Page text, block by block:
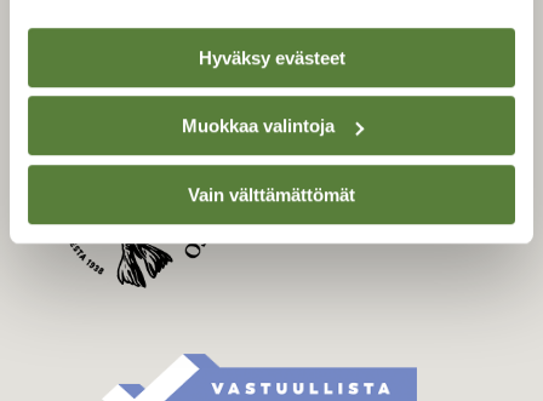
Hyväksy evästeet
Muokkaa valintoja
Vain välttämättömät
SUOMEN LUONNON­
Suomen Luonto -lehden
luonnonsuojelu­liitto